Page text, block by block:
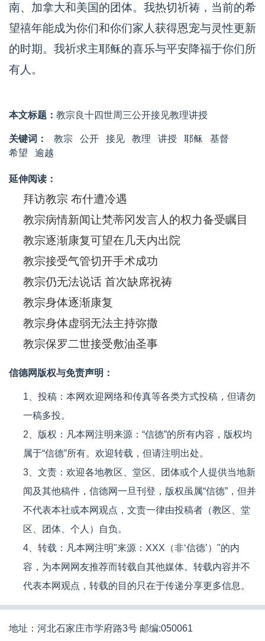
南、加拿大和美国的团体。我热切祈祷，当前的希
望禧年能成为你们和你们家人获得恩宠与灵性更新
的时期。我祈求主耶稣的喜乐与平安降福于你们所
有人。
本文标题： 教宗良十四世周三公开接见教理讲授
关键词： 教宗 公开 接见 ​教理 讲授 耶稣
基督
希望
逾越
延伸阅读：
拜访教宗 布什遭冷遇
教宗病情新闻让梵蒂冈发言人的权力备受瞩目
教宗逐渐康复可望在几天内出院
教宗接受气管切开手术成功
教宗仍无法说话 首次缺席祝祷
教宗身体逐渐康复
教宗身体虚弱无法主持弥撒
教宗保罗二世接受敷油圣事
信德网版权与免责声明：
1、投稿：本网欢迎网络和传真等各类方式投稿，但请勿
一稿多投。
2、版权：凡本网注明来源：“信德”的所有内容，版权均
属于“信德”所有。欢迎转载，但请注明出处。
3、文责：欢迎各地教区、堂区、团体或个人提供当地新
闻及其他稿件，信德网一旦刊登，版权虽属“信德”，但并
不代表本社或本网观点，文责一律由投稿者（教区、堂
区、团体、个人）自负。
4、转载：凡本网注明"来源：XXX（非‘信德’）"的内
容，为本网网友推荐而转载自其他媒体。转载内容并不
代表本网观点，转载的目的只在于传递分享更多信息。
地址：河北石家庄市学府路3号 邮编:050061